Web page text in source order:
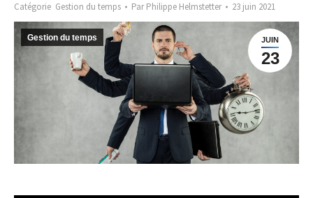
Catégorie Gestion du temps ParPhilippe Helmstetter 23 juin 2021
JUIN
23
Gestion du temps